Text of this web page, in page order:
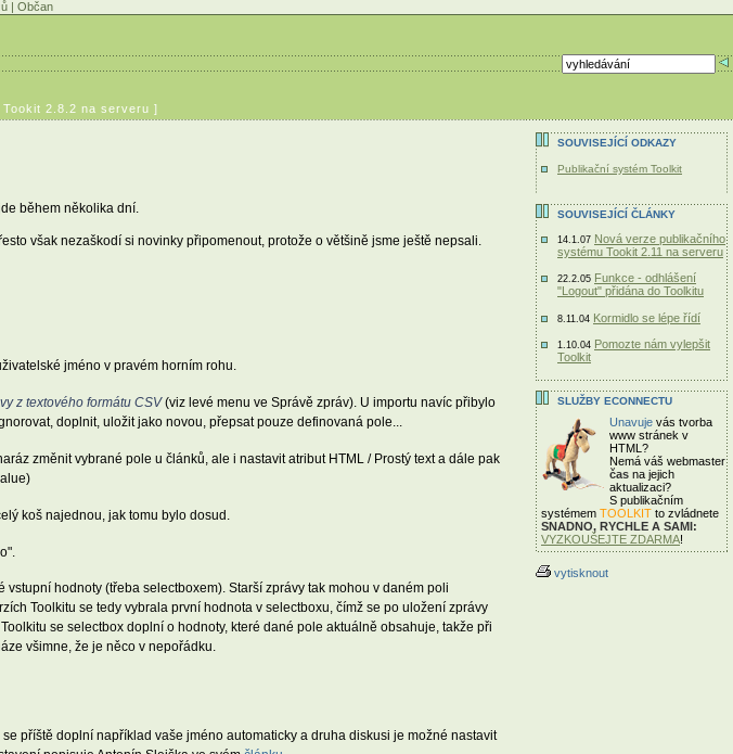
| Občan
2.8.2 na serveru ]
během několika dní.
však nezaškodí si novinky připomenout, protože o většině jsme ještě nepsali.
jméno v pravém horním rohu.
z textového formátu CSV(viz levé menu ve Správě zpráv). U importu navíc přibylo
doplnit, uložit jako novou, přepsat pouze definovaná pole...
změnit vybrané pole u článků, ale i nastavit atribut HTML / Prostý text a dále pak
koš najednou, jak tomu bylo dosud.
hodnoty (třeba selectboxem). Starší zprávy tak mohou v daném poli
Toolkitu se tedy vybrala první hodnota v selectboxu, čímž se po uložení zprávy
se selectbox doplní o hodnoty, které dané pole aktuálně obsahuje, takže při
všimne, že je něco v nepořádku.
příště doplní například vaše jméno automaticky a druha diskusi je možné nastavit
SOUVISEJÍCÍ ODKAZY
Publikační systém Toolkit
SOUVISEJÍCÍ ČLÁNKY
14.1.07 Nová verze publikačního
systému Tookit 2.11 na serveru
22.2.05 Funkce - odhlášení
"Logout" přidána do Toolkitu
8.11.04 Kormidlo se lépe řídí
1.10.04 Pomozte nám vylepšit
Toolkit
SLUŽBY ECONNECTU
Unavuje vás tvorba
www stránek v
HTML?
Nemá váš webmaster
čas na jejich
aktualizaci?
S publikačním
systémem TOOLKIT to zvládnete
SNADNO, RYCHLE A SAMI:
VYZKOUŠEJTE ZDARMA!
vytisknout